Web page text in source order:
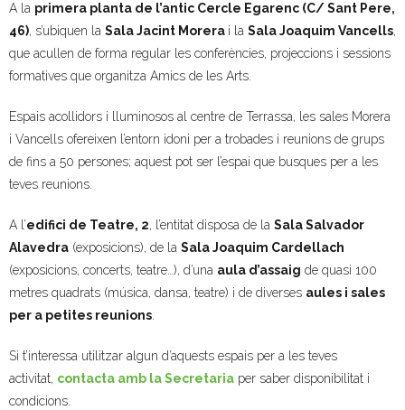
Jazz Terrassa
- Nova Jazz Cava
Música clàssica i coral
- Cor Montserrat
- Coral Ohana
- Concerts
- Concurs Montserrat Alavedra
Literatura i debat
A la primera planta de l’antic Cercle Egarenc (C/ Sant Pere,
46), s’ubiquen la Sala Jacint Morera i la SalaJoaquim Vancells,
que acullen de forma regular les conferències, projeccions i sessions
formatives que organitza Amics de les Arts.
Espais acollidors i lluminosos al centre de Terrassa, les sales Morera
i Vancells ofereixen l’entorn idoni per a trobades i reunions de grups
de fins a 50 persones; aquest pot ser l’espai que busques per a les
teves reunions.
A l’edifici de Teatre, 2, l’entitat disposa de la Sala Salvador
Alavedra (exposicions), de la Sala Joaquim Cardellach
(exposicions, concerts, teatre…), d’una aula d’assaig de quasi 100
metres quadrats (música, dansa, teatre) i de diverses aules i sales
per a petites reunions
Si t’interessa utilitzar algun d’aquests espais per a les teves
activitat, contacta amb la Secretaria per saber disponibilitat i
condicions.